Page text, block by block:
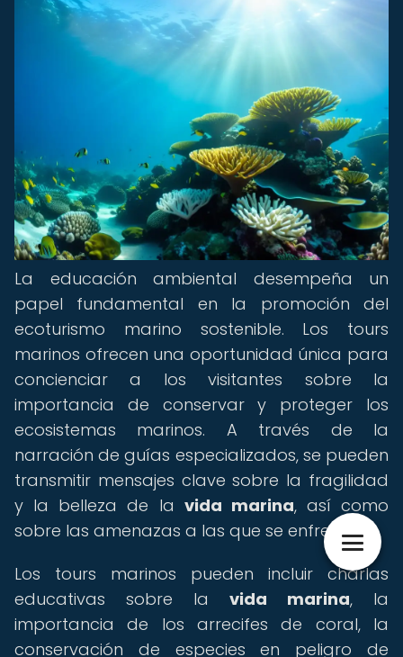
La educación ambiental desempeña un
papel fundamental en la promoción del
ecoturismo marino sostenible. Los tours
marinos ofrecen una oportunidad única para
concienciar a los visitantes sobre la
importancia de conservar y proteger los
ecosistemas marinos. A través de la
narración de guías especializados, se pueden
transmitir mensajes clave sobre la fragilidad
y la belleza de la vida marina, así como
sobre las amenazas a las que se enfrenta.
Los tours marinos pueden incluir charlas
educativas sobre la vida marina, la
importancia de los arrecifes de coral, la
conservación de especies en peligro de